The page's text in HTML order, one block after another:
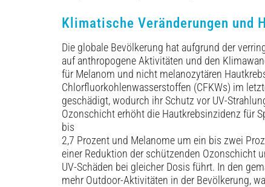
Klimatische Veränderungen und
Die globale Bevölkerung hat aufgrund der
auf anthropogene Aktivitäten und den
für Melanom und nicht melanozytären
Chlorfluorkohlenwasserstoffen (CFKWs) im
geschädigt, wodurch ihr Schutz vor UV-
Ozonschicht erhöht die Hautkrebsinzidenz für
bis
2,7 Prozent und Melanome um ein bis zwei
einer Reduktion der schützenden Ozonschicht
UV-Schäden bei gleicher Dosis führt. In den
mehr Outdoor-Aktivitäten in der Bevölkerung,